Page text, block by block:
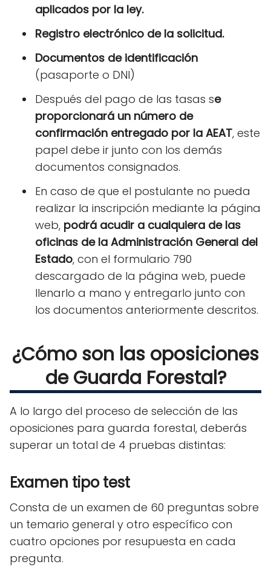
aplicados por la ley.
Registro electrónico de la solicitud.
Documentos de identificación
(pasaporte o DNI)
Después del pago de las tasas se
proporcionará un número de
confirmación entregado por la AEAT, este
papel debe ir junto con los demás
documentos consignados.
En caso de que el postulante no pueda
realizar la inscripción mediante la página
web, podrá acudir a cualquiera de las
oficinas de la Administración General del
Estado, con el formulario 790
descargado de la página web, puede
llenarlo a mano y entregarlo junto con
los documentos anteriormente descritos.
¿Cómo son las oposiciones
de Guarda Forestal?
A lo largo del proceso de selección de las
oposiciones para guarda forestal, deberás
superar un total de 4 pruebas distintas:
Examen tipo test
Consta de un examen de 60 preguntas sobre
un temario general y otro específico con
cuatro opciones por resupuesta en cada
pregunta.